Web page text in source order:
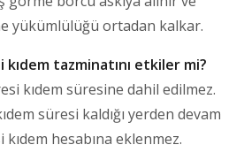
yükümlülüğü ortadan kalkar.
tazminatını etkiler mi?
kıdem süresine dahil edilmez.
süresi kaldığı yerden devam
hesabına eklenmez.